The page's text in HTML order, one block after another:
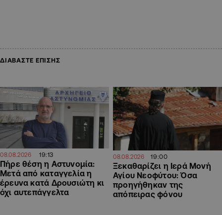
ΔΙΑΒΑΣΤΕ ΕΠΙΣΗΣ
08.08.2026 19:13
Πήρε θέση η Αστυνομία:
Μετά από καταγγελία η
έρευνα κατά Δρουσιώτη κι
όχι αυτεπάγγελτα
08.08.2026 19:00
Ξεκαθαρίζει η Ιερά Μονή
Αγίου Νεοφύτου: Όσα
προηγήθηκαν της
απόπειρας φόνου